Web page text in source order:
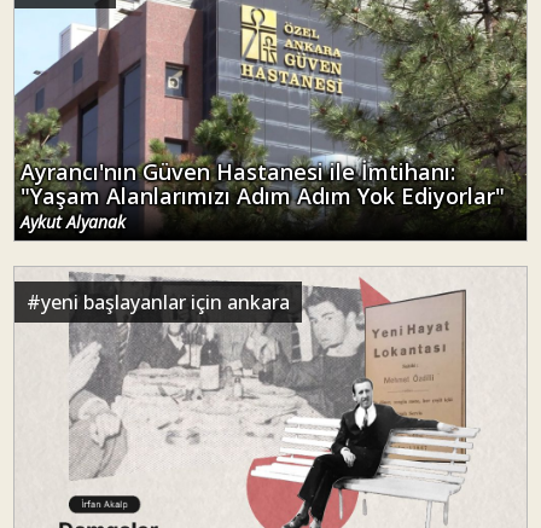
Ayrancı'nın Güven Hastanesi ile İmtihanı:
"Yaşam Alanlarımızı Adım Adım Yok Ediyorlar"
Aykut Alyanak
#yeni başlayanlar için ankara